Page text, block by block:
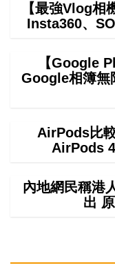
【最強Vlog相
Insta360、
【Google
Google相簿無
AirPods比
AirPods
內地網民稱港
出